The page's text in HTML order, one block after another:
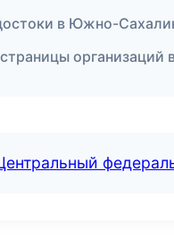
в Южно-
организаций